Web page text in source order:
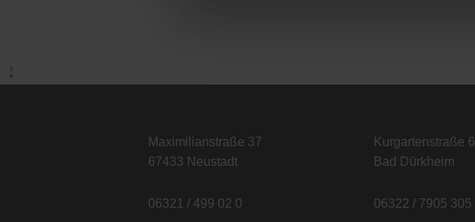
Maximilianstraße 37
67433 Neustadt
06321 / 499 02 0
Kurgartenstraße 6
Bad Dürkheim
06322 / 7905 305